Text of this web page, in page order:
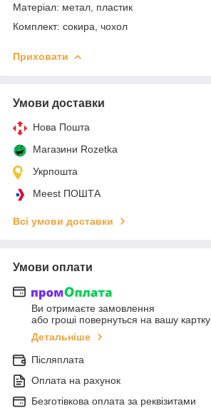
Матеріал: метал, пластик
Комплект: сокира, чохол
Приховати
Умови доставки
Нова Пошта
Магазини Rozetka
Укрпошта
Meest ПОШТА
Всі умови доставки
Умови оплати
Ви отримаєте замовлення
або гроші повернуться на вашу картку
Детальніше
Післяплата
Оплата на рахунок
Безготівкова оплата за реквізитами